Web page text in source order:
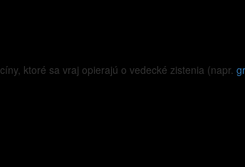
ktoré sa vraj opierajú o vedecké zistenia (napr.